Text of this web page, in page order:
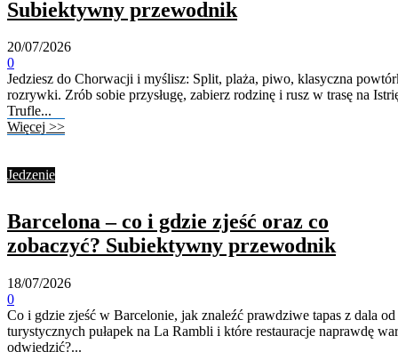
Subiektywny przewodnik
20/07/2026
0
Jedziesz do Chorwacji i myślisz: Split, plaża, piwo, klasyczna
rozrywki. Zrób sobie przysługę, zabierz rodzinę i rusz w trasę na
Trufle...
Więcej >>
Jedzenie
Barcelona – co i gdzie zjeść oraz co
zobaczyć? Subiektywny przewodnik
18/07/2026
0
Co i gdzie zjeść w Barcelonie, jak znaleźć prawdziwe tapas z dala od
turystycznych pułapek na La Rambli i które restauracje naprawdę
odwiedzić?...